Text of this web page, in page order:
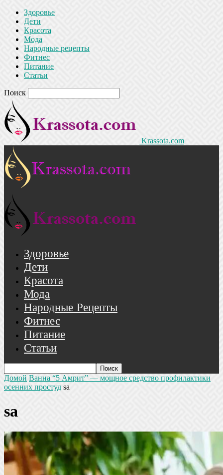
Здоровье
Дети
Красота
Мода
Народные рецепты
Фитнес
Питание
Статьи
Поиск
Krassota.com
Здоровье
Дети
Красота
Мода
Народные Рецепты
Фитнес
Питание
Статьи
Домой Ванна “5 Амрит” — мощное средство профилактики
осенних простуд sa
sa